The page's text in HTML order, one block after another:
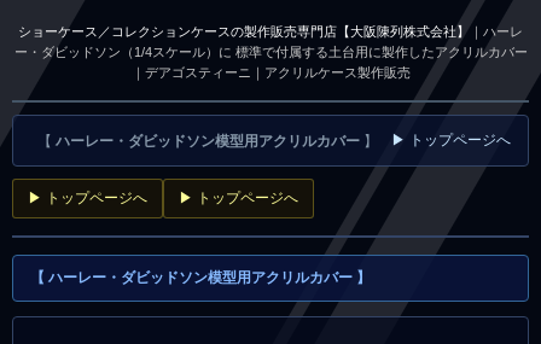
ショーケース／コレクションケースの製作販売専門店【大阪陳列株式会社】 ｜ハーレ
ー・ダビッドソン（1/4スケール）に 標準で付属する土台用に製作したアクリルカバー
｜デアゴスティーニ｜アクリルケース製作販売
【 ハーレー・ダビッドソン模型用アクリルカバー 】 ▶ トップページへ
▶ トップページへ ▶ トップページへ
【 ハーレー・ダビッドソン模型用アクリルカバー 】